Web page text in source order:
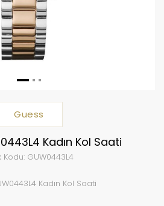
Guess
Kadın Kol Saati
Kodu:GUW0443L4
Kadın Kol Saati